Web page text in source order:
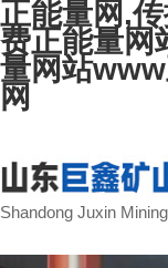
正能量网,
费正能量网
量网站
网
Shandong Juxin